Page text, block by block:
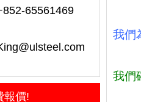
65561469
報價!
我們
我們